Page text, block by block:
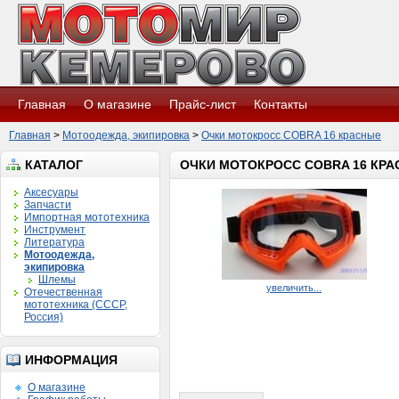
Главная О магазине Прайс-лист Контакты
Главная > Мотоодежда, экипировка > Очки мотокросс COBRA 16 красные
КАТАЛОГ
Аксесуары
Запчасти
Импортная мототехника
Инструмент
Литература
Мотоодежда,
экипировка
Шлемы
Отечественная
мототехника (СССР,
Россия)
ИНФОРМАЦИЯ
О магазине
ОЧКИ МОТОКРОСС COBRA 16
увеличить...